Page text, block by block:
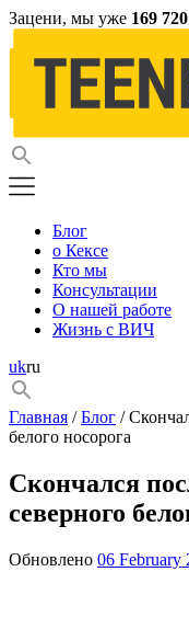
Зацени, мы уже 169 720
Блог
о Кексе
Кто мы
Консультации
О нашей работе
Жизнь с ВИЧ
ukru
Главная /Блог /
белого носорога
Скончался
северного
Обновлено 06 February